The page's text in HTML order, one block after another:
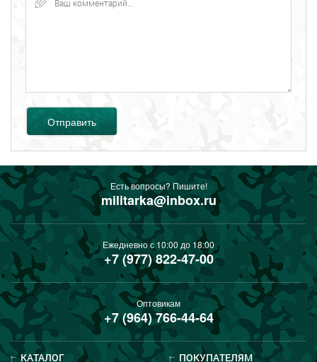
Отправить
Есть вопросы? Пишите!
militarka@inbox.ru
Ежедневно с 10:00 до 18:00
+7 (977) 822-47-00
Оптовикам
+7 (964) 766-44-64
КАТАЛОГ ПОКУПАТЕЛЯМ